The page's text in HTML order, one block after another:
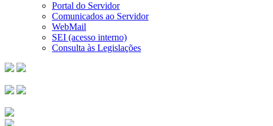
Portal do Servidor
Comunicados ao Servidor
WebMail
SEI (acesso interno)
Consulta às Legislações